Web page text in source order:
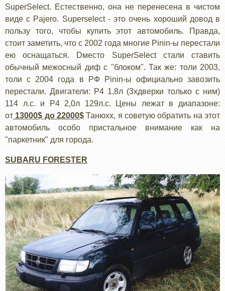
SuperSelect. Естественно, она не перенесена в чистом
виде с Pajero. Superselect - это очень хороший довод в
пользу того, чтобы купить этот автомобиль. Правда,
стоит заметить, что с 2002 года многие Pinin-ы перестали
ею оснащаться. Dместо SuperSelect стали ставить
обычный межосный диф с "блоком". Так же: толи 2003,
толи с 2004 года в РФ Pinin-ы официально завозить
перестали. Двигатели: Р4 1,8л (3хдверки только с ним)
114 л.с. и Р4 2,0л 129л.с. Цены лежат в диапазоне:
от 13000$ до 22000$ Танюхх, я советую обратить на этот
автомобиль особо пристальное внимание как на
"паркетник" для города.
SUBARU FORESTER